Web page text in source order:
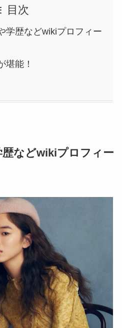
目次
学歴などwikiプロフィー
堪能！
などwikiプロフィー